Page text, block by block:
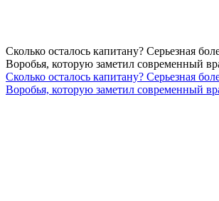
Сколько осталось капитану? Серьезная
Воробья, которую заметил современный
Сколько осталось капитану? Серьезная
Воробья, которую заметил современный